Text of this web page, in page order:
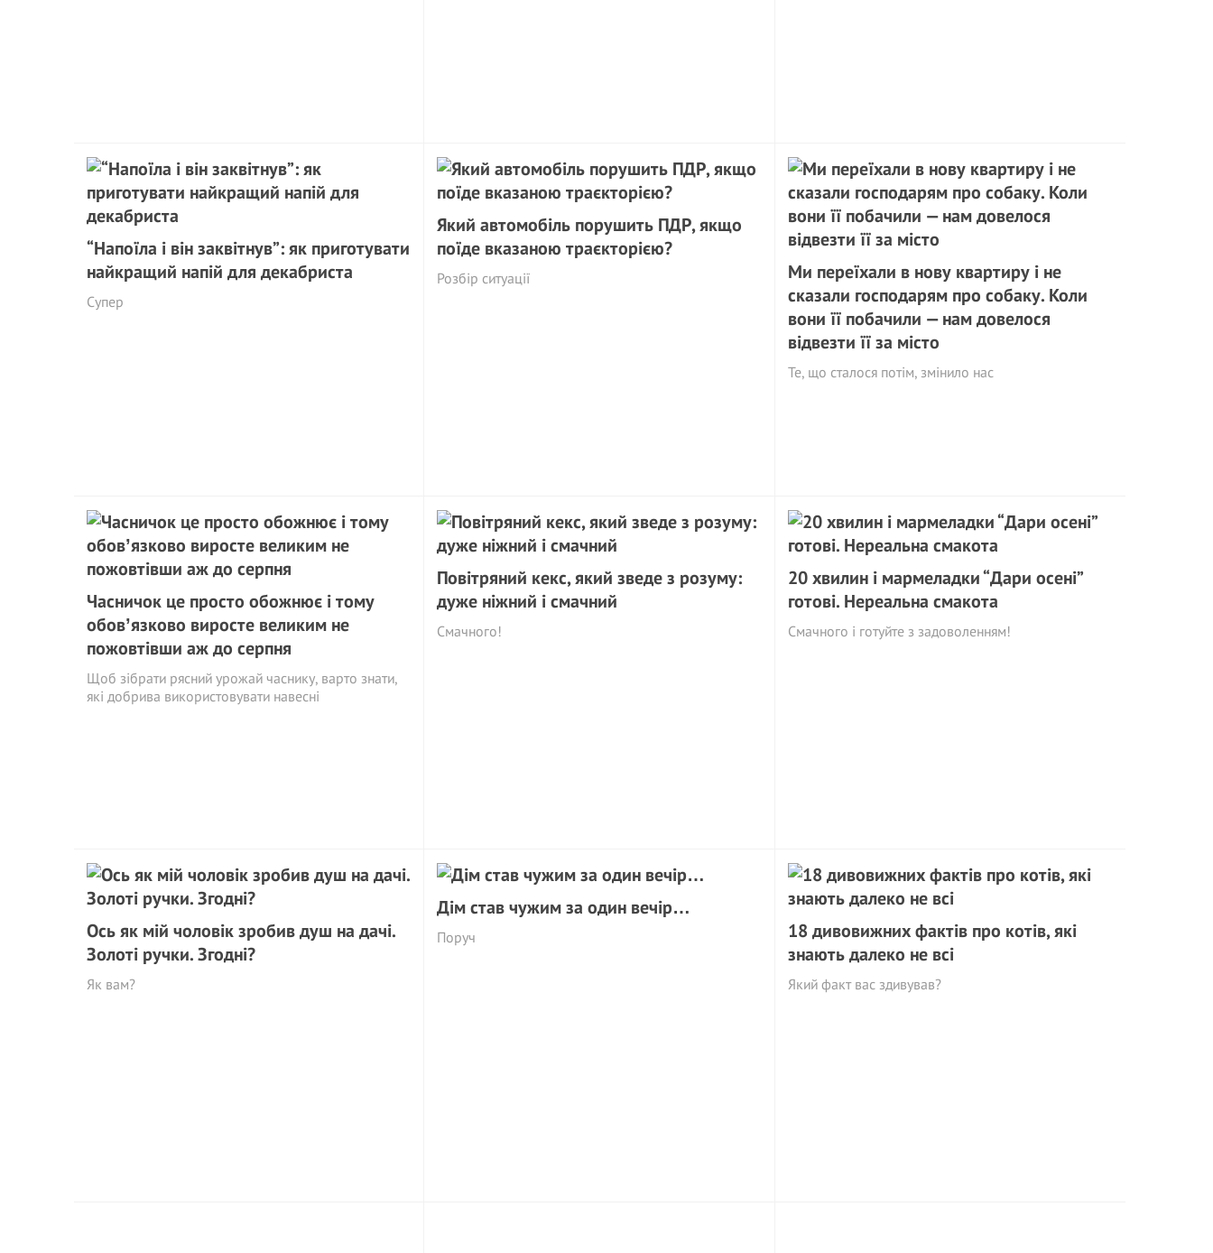
“Напоїла і він заквітнув”: як приготувати
найкращий напій для декабриста
Супер
Який автомобіль порушить ПДР, якщо
поїде вказаною траєкторією?
Розбір ситуації
Ми переїхали в нову квартиру і не
сказали господарям про собаку. Коли
вони її побачили — нам довелося
відвезти її за місто
Те, що сталося потім, змінило нас
Часничок це просто обожнює і тому
обовʼязково виросте великим не
пожовтівши аж до серпня
Щоб зібрати рясний урожай часнику, варто знати,
які добрива використовувати навесні
Повітряний кекс, який зведе з розуму:
дуже ніжний і смачний
Смачного!
20 хвилин і мармеладки “Дари осені”
готові. Нереальна смакота
Смачного і готуйте з задоволенням!
Ось як мій чоловік зробив душ на дачі.
Золоті ручки. Згодні?
Як вам?
Дім став чужим за один вечір…
Поруч
18 дивовижних фактів про котів, які
знають далеко не всі
Який факт вас здивував?